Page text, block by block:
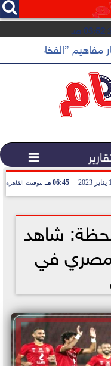

03:52 صـ
”الفخامة

06:45 مـ بتوقيت القاهرة
شاهد
في